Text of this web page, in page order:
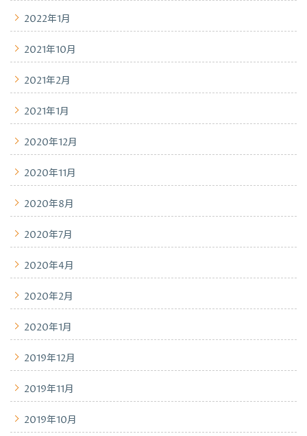
2022年1月
2021年10月
2021年2月
2021年1月
2020年12月
2020年11月
2020年8月
2020年7月
2020年4月
2020年2月
2020年1月
2019年12月
2019年11月
2019年10月